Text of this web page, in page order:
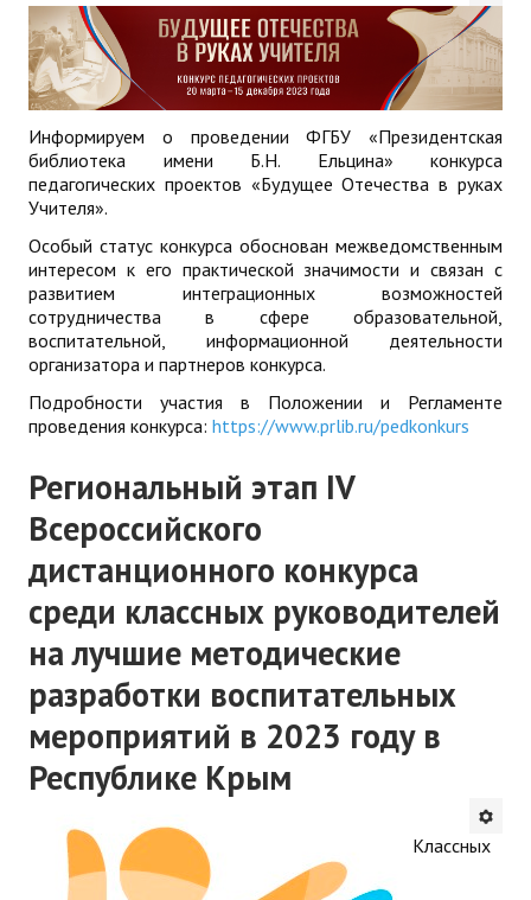
Информируем о проведении ФГБУ «Президентская
библиотека имени Б.Н. Ельцина» конкурса
педагогических проектов «Будущее Отечества в руках
Учителя».
Особый статус конкурса обоснован межведомственным
интересом к его практической значимости и связан с
развитием интеграционных возможностей
сотрудничества в сфере образовательной,
воспитательной, информационной деятельности
организатора и партнеров конкурса.
Подробности участия в Положении и Регламенте
проведения конкурса: https://www.prlib.ru/pedkonkurs
Региональный этап IV
Всероссийского
дистанционного конкурса
среди классных руководителей
на лучшие методические
разработки воспитательных
мероприятий в 2023 году в
Республике Крым
Классных